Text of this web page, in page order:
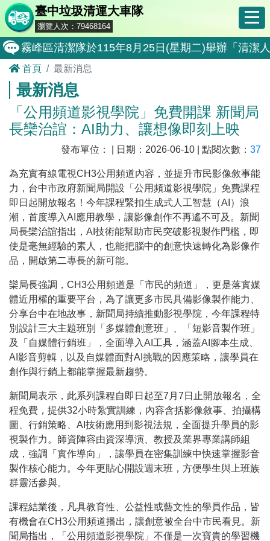
臺中垃圾清運大車隊
瀏覽人次：79468164
霧峰區清潔隊於115年8月25日(星期二)舉辦「清潔
大肚區清潔隊於115年8月25日(星期二)舉辦「清潔
北屯區清潔隊於115年8月11日(星期二)舉辦「清潔
外埔區清潔隊於115年8月18日(星期二)舉辦「清潔
石岡區清潔隊於115年8月18日(星期二)舉辦「清潔
全民監督公共工程施工品質, 請撥打通報專線0800-
防堵非洲豬瘟總動員，因應非洲豬瘟疫情，市民端
因應非洲豬瘟疫情，市民端廚餘收運排出方式不變
8月10日14:30至15:00防空演習行動網路降速演練
首頁 最新消息
最新消息
「公用頻道影視學院」免費開課 新聞局
長欒治誼：AI助力、讓想像即刻上映
發布單位： | 日期：2026-06-10 | 點閱次數： 37
為充實有線電視CH3公用頻道內容，並提升市民影像敘事能
力，台中市政府新聞局開設「公用頻道影視學院」免費課程
即日起開放報名！今年課程緊扣生成式人工智慧（AI）浪
潮，首度導入AI應用教學，讓影像創作不再遙不可及。新聞
局長欒治誼指出，AI技術能幫助市民突破影視製作門檻，即
使是毫無經驗的素人，也能把腦中的創意快速轉化為影像作
品，開啟第二專長的新可能。
欒局長強調，CH3公用頻道是「市民的頻道」，更是落實媒
體近用權的重要平台，為了讓更多市民具備影像製作能力、
分享台中在地故事，新聞局持續推動影視學院，今年課程特
別設計三大主題班別「多媒體創意班」、「短影音製作班」
及「自媒體行銷班」，全面導入AI工具，涵蓋AI腳本生成、
AI影音剪輯，以及自媒體面對AI挑戰的因應策略，讓學員在
創作與行銷上都能掌握最新趨勢。
新聞局表示，此系列課程自即日起至7月7日止開放報名，全
程免費，提供32小時紮實訓練，內容含括影像敘事、拍攝構
圖、行銷策略、AI技術應用到影視法規，全面提升學員的影
視製作力。師資陣容由資深導演、教授及業界專業講師組
成，強調「實作導向」，讓學員在密集訓練中快速掌握影音
製作核心能力。今年更貼心開設週末班，方便學生與上班族
群靈活參與。
課程結業後，凡具教育性、公益性或藝文性的學員作品，皆
有機會在CH3公用頻道播出，讓創意被全台中市民看見。新
聞局指出，「公用頻道影視學院」不僅是一次寶貴的學習機